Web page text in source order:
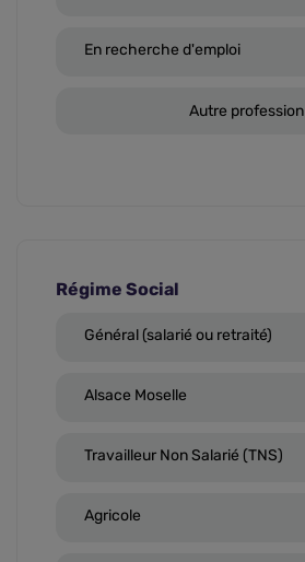
En recherche d'emploi
Autre profession
Régime Social
Général (salarié ou retraité)
Alsace Moselle
Travailleur Non Salarié (TNS)
Agricole